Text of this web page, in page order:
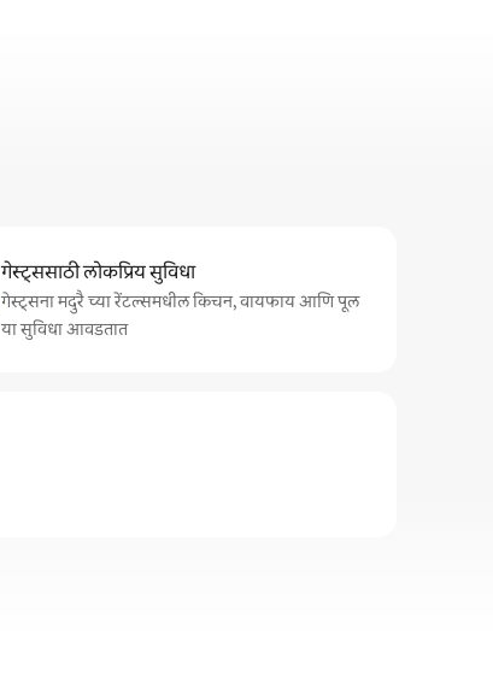
गेस्ट्ससाठी लोकप्रिय सुविधा
गेस्ट्सना मदुरै च्या रेंटल्समधील किचन, वायफाय आणि पूल
या सुविधा आवडतात